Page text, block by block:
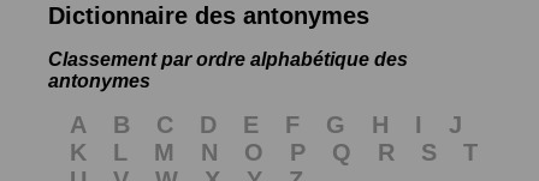
Dictionnaire des antonymes
Classement par ordre alphabétique des
antonymes
A B C D E F G H I
J
K
L M N O P Q R S
T